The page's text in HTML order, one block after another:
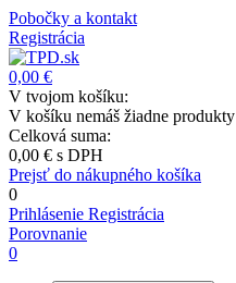
Pobočky a kontakt
Registrácia
0,00 €
V tvojom košíku:
V košíku nemáš žiadne produkty
Celková suma:
0,00 € s DPH
Prejsť do nákupného košíka
0
Prihlásenie Registrácia
Porovnanie
0